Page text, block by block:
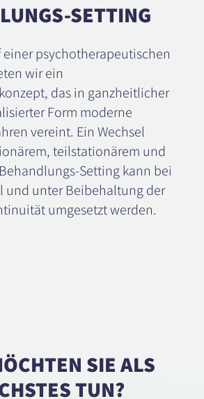
SETTING
einer psychotherapeutischen
wir ein
das in ganzheitlicher
Form moderne
vereint. Ein Wechsel
teilstationärem und
Setting kann bei
und unter Beibehaltung der
umgesetzt werden.
SIE ALS
TUN?